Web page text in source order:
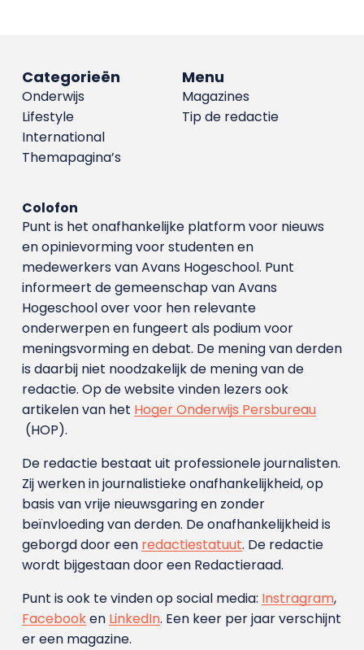
Menu
Magazines
Tip de redactie
Categorieën
Onderwijs
Lifestyle
International
Themapagina’s
Colofon
Punt is het onafhankelijke platform voor nieuws
en opinievorming voor studenten en
medewerkers van Avans Hoge­school. Punt
informeert de gemeenschap van Avans
Hogeschool over voor hen relevante
onderwerpen en fungeert als podium voor
meningsvorming en debat. De mening van derden
is daarbij niet noodzakelijk de mening van de
redactie. Op de website vinden lezers ook
artikelen van het Hoger Onderwijs Persbureau
(HOP).
De redactie bestaat uit professionele journalisten.
Zij werken in journalistieke onafhankelijkheid, op
basis van vrije nieuwsgaring en zonder
beïnvloeding van derden. De onafhankelijkheid is
geborgd door een redactiestatuut. De redactie
wordt bijgestaan door een Redactieraad.
Punt is ook te vinden op social media: Instragram,
Facebooken LinkedIn. Een keer per jaar verschijnt
er een magazine.